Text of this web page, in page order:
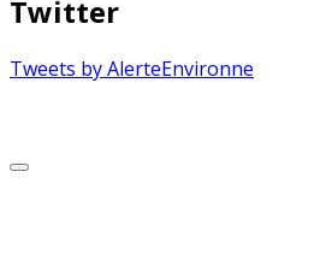
Twitter
Tweets by AlerteEnvironne
Scroll